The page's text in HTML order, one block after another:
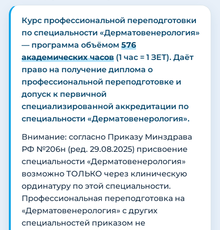
Курс профессиональной переподготовки
по специальности «Дерматовенерология»
— программа объёмом 576
академических часов (1 час = 1 ЗЕТ). Даёт
право на получение диплома о
профессиональной переподготовке и
допуск к первичной
специализированной аккредитации по
специальности «Дерматовенерология».
Внимание: согласно Приказу Минздрава
РФ №206н (ред. 29.08.2025) присвоение
специальности «Дерматовенерология»
возможно ТОЛЬКО через клиническую
ординатуру по этой специальности.
Профессиональная переподготовка на
«Дерматовенерология» с других
специальностей приказом не